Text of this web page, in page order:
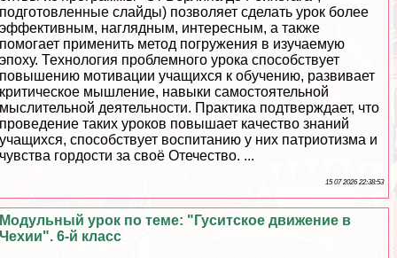
подготовленные слайды) позволяет сделать урок более
эффективным, наглядным, интересным, а также
помогает применить метод погружения в изучаемую
эпоху. Технология проблемного урока способствует
повышению мотивации учащихся к обучению, развивает
критическое мышление, навыки самостоятельной
мыслительной деятельности. Пpaктика подтверждает, что
проведение таких уроков повышает качество знаний
учащихся, способствует воспитанию у них патриотизма и
чувства гордости за своё Отечество. ...
15 07 2026 22:38:53
Модульный урок по теме: "Гуситское движение в
Чехии". 6-й класс